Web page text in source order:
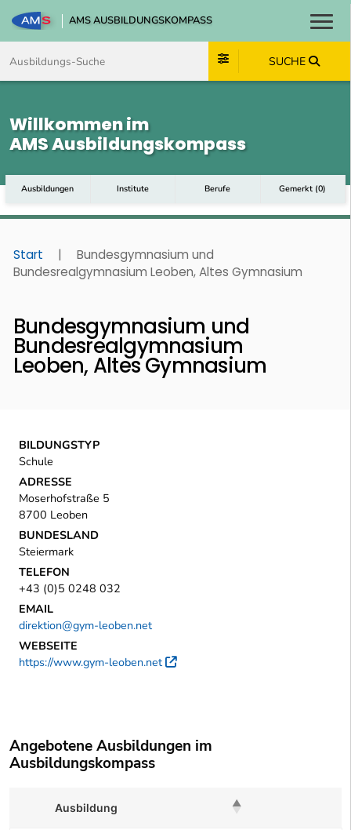
AMS AUSBILDUNGSKOMPASS
SUCHE
Willkommen im
AMS Ausbildungskompass
Ausbildungen Institute Berufe Gemerkt (0)
Start |
Bundesgymnasium und
Bundesrealgymnasium Leoben, Altes Gymnasium
Bundesgymnasium und
Bundesrealgymnasium
Leoben, Altes Gymnasium
BILDUNGSTYP
Schule
ADRESSE
Moserhofstraße 5
8700 Leoben
BUNDESLAND
Steiermark
TELEFON
+43 (0)5 0248 032
EMAIL
direktion@gym-leoben.net
WEBSEITE
https://www.gym-leoben.net
Externer Link
Angebotene Ausbildungen im
Ausbildungskompass
Ausbildung